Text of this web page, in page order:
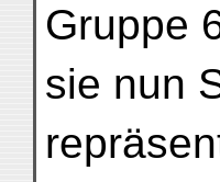
Gruppe
sie nun